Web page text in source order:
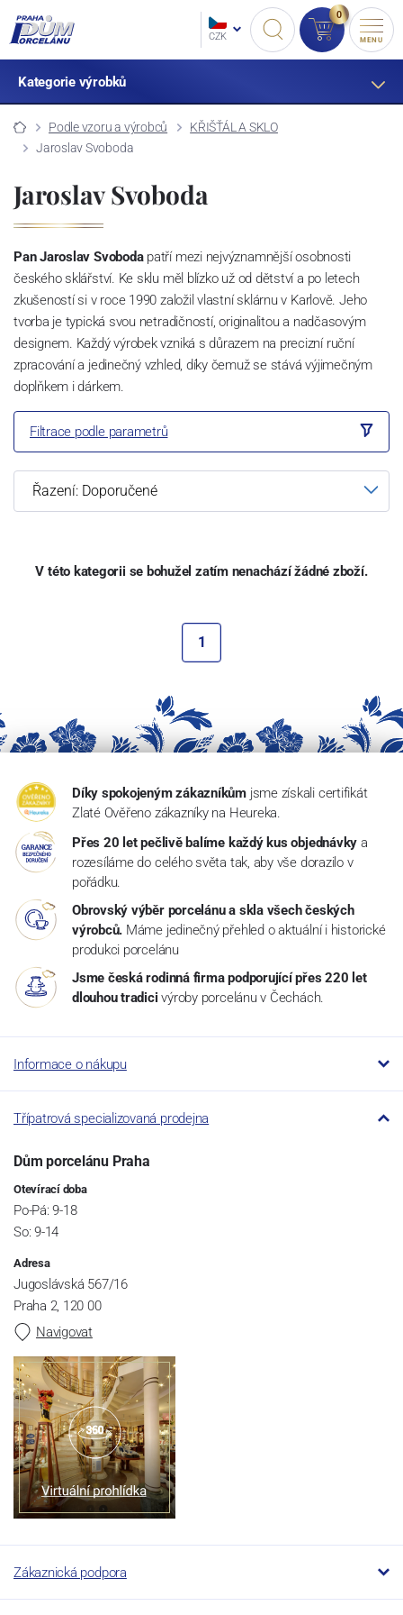
CZK
0
MENU
Kategorie výrobků
Podle vzoru a výrobců
KŘIŠŤÁL A SKLO
Jaroslav Svoboda
Jaroslav Svoboda
Pan Jaroslav Svobodapatří mezi nejvýznamnější osobnosti
českého sklářství. Ke sklu měl blízko už od dětství a po letech
zkušeností si v roce 1990 založil vlastní sklárnu v Karlově. Jeho
tvorba je typická svou netradičností, originalitou a nadčasovým
designem. Každý výrobek vzniká s důrazem na precizní ruční
zpracování a jedinečný vzhled, díky čemuž se stává výjimečným
doplňkem i dárkem.
Filtrace podle parametrů
V této kategorii se bohužel zatím nenachází žádné zboží.
1
Díky spokojeným zákazníkům jsme získali certifikát
Zlaté Ověřeno zákazníky na Heureka.
Přes 20 let pečlivě balíme každý kus objednávky a
rozesíláme do celého světa tak, aby vše dorazilo v
pořádku.
Obrovský výběr porcelánu a skla všech českých
výrobců. Máme jedinečný přehled o aktuální i historické
produkci porcelánu
Jsme česká rodinná firma podporující přes 220 let
dlouhou tradici výroby porcelánu v Čechách.
Informace o nákupu
Třípatrová specializovaná prodejna
Dům porcelánu Praha
Otevírací doba
Po-Pá: 9-18
So: 9-14
Adresa
Jugoslávská 567/16
Praha 2, 120 00
Navigovat
Zákaznická podpora